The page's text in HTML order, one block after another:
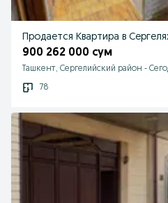
Продается Квартира в
900 262 000 сум
Ташкент, Сергелийский район -
78